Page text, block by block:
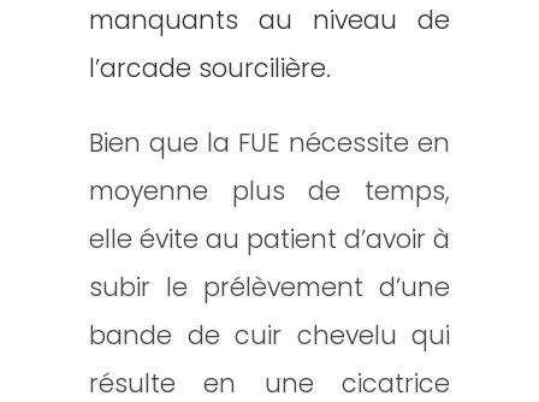
manquants au niveau de
l’arcade sourcilière.
Bien que la FUE nécessite en
moyenne plus de temps,
elle évite au patient d’avoir à
subir le prélèvement d’une
bande de cuir chevelu qui
résulte en une cicatrice